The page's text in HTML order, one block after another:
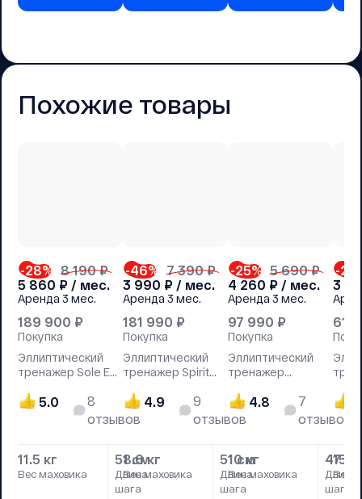
Похожие товары
-28% 8 190 ₽
5 860 ₽ / мес.
Аренда 3 мес.
189 900 ₽
Покупка
Эллиптический
тренажер Sole E35
5.0
8
отзывов
11.5 кг
Вес маховика
51 см
Длина
шага
-46%
7 390 ₽
3 990 ₽ / мес.
Аренда 3 мес.
181 990 ₽
Покупка
Эллиптический
тренажер Spirit
4.9
9
отзывов
8.6 кг
Вес маховика
51 см
Длина
шага
-25% 5 690 ₽
4 260 ₽ / мес.
Аренда 3 мес.
97 990 ₽
Покупка
Эллиптический
тренажер
4.8
7
отзывов
10 кг
Вес маховика
47 см
Длина
шага
-27
3
61
15
Вес